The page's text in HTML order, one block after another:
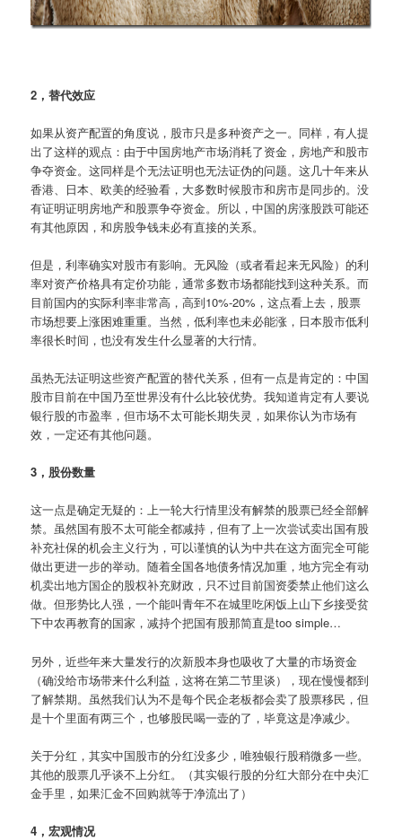
2，替代效应
如果从资产配置的角度说，股市只是多种资产之一。同样，有人提
出了这样的观点：由于中国房地产市场消耗了资金，房地产和股市
争夺资金。这同样是个无法证明也无法证伪的问题。这几十年来从
香港、日本、欧美的经验看，大多数时候股市和房市是同步的。没
有证明证明房地产和股票争夺资金。所以，中国的房涨股跌可能还
有其他原因，和房股争钱未必有直接的关系。
但是，利率确实对股市有影响。无风险（或者看起来无风险）的利
率对资产价格具有定价功能，通常多数市场都能找到这种关系。而
目前国内的实际利率非常高，高到10%-20%，这点看上去，股票
市场想要上涨困难重重。当然，低利率也未必能涨，日本股市低利
率很长时间，也没有发生什么显著的大行情。
虽热无法证明这些资产配置的替代关系，但有一点是肯定的：中国
股市目前在中国乃至世界没有什么比较优势。我知道肯定有人要说
银行股的市盈率，但市场不太可能长期失灵，如果你认为市场有
效，一定还有其他问题。
3，股份数量
这一点是确定无疑的：上一轮大行情里没有解禁的股票已经全部解
禁。虽然国有股不太可能全都减持，但有了上一次尝试卖出国有股
补充社保的机会主义行为，可以谨慎的认为中共在这方面完全可能
做出更进一步的举动。随着全国各地债务情况加重，地方完全有动
机卖出地方国企的股权补充财政，只不过目前国资委禁止他们这么
做。但形势比人强，一个能叫青年不在城里吃闲饭上山下乡接受贫
下中农再教育的国家，减持个把国有股那简直是too simple…
另外，近些年来大量发行的次新股本身也吸收了大量的市场资金
（确没给市场带来什么利益，这将在第二节里谈），现在慢慢都到
了解禁期。虽然我们认为不是每个民企老板都会卖了股票移民，但
是十个里面有两三个，也够股民喝一壶的了，毕竟这是净减少。
关于分红，其实中国股市的分红没多少，唯独银行股稍微多一些。
其他的股票几乎谈不上分红。（其实银行股的分红大部分在中央汇
金手里，如果汇金不回购就等于净流出了）
4，宏观情况